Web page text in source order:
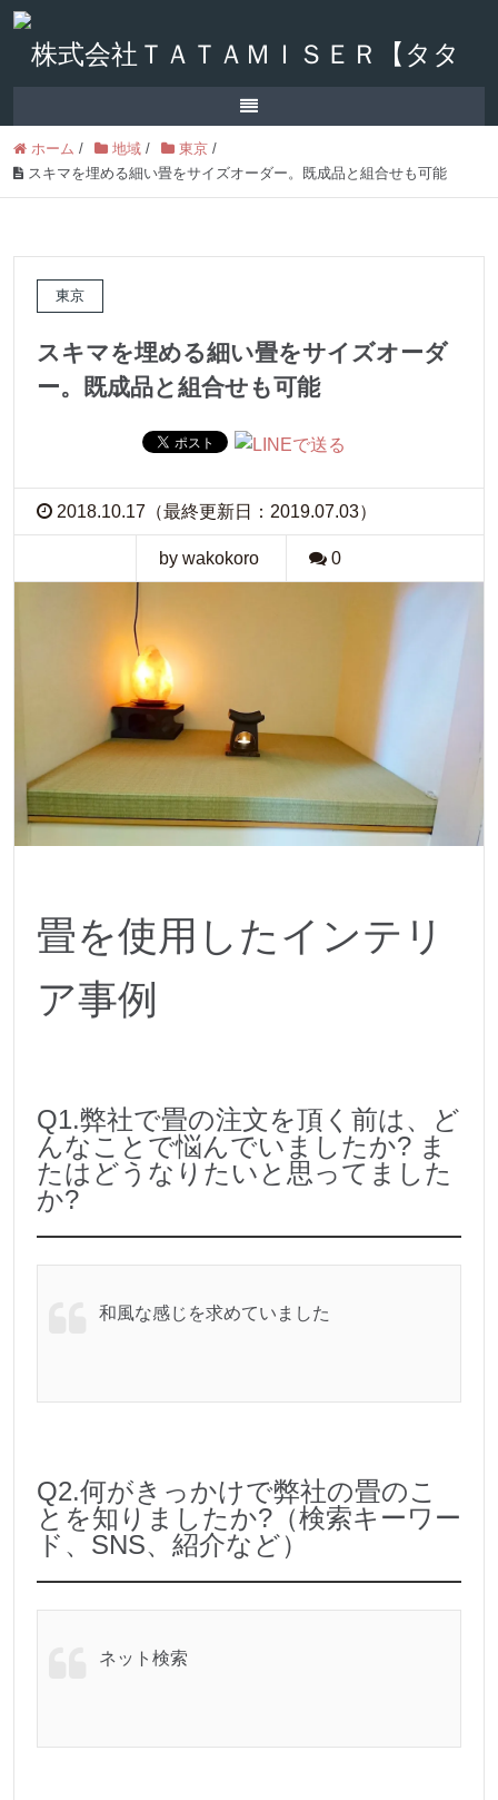
ホーム / 地域 / 東京 /
スキマを埋める細い畳をサイズオーダー。既成品と組合せも可能
東京
スキマを埋める細い畳をサイズオーダ
ー。既成品と組合せも可能
2018.10.17（最終更新日：2019.07.03）
by wakokoro 0
畳を使用したインテリ
ア事例
Q1.弊社で畳の注文を頂く前は、ど
んなことで悩んでいましたか? ま
たはどうなりたいと思ってました
か?
和風な感じを求めていました
Q2.何がきっかけで弊社の畳のこ
とを知りましたか?（検索キーワー
ド、SNS、紹介など）
ネット検索